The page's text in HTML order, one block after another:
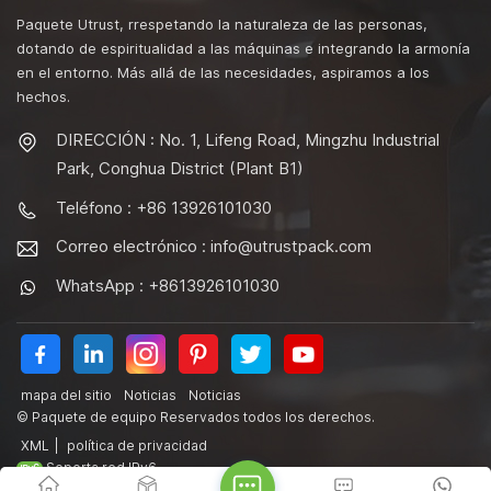
Paquete Utrust, rrespetando la naturaleza de las personas,
dotando de espiritualidad a las máquinas e integrando la armonía
en el entorno. Más allá de las necesidades, aspiramos a los
hechos.
DIRECCIÓN : No. 1, Lifeng Road, Mingzhu Industrial
Park, Conghua District (Plant B1)
Teléfono : +86 13926101030
Correo electrónico : info@utrustpack.com
WhatsApp : +8613926101030
mapa del sitio Noticias
Noticias
© Paquete de equipo Reservados todos los derechos.
XML
política de privacidad
Soporta red IPv6